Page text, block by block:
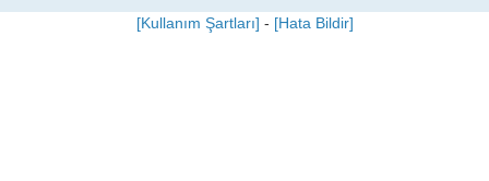
[Kullanım Şartları] - [Hata Bildir]